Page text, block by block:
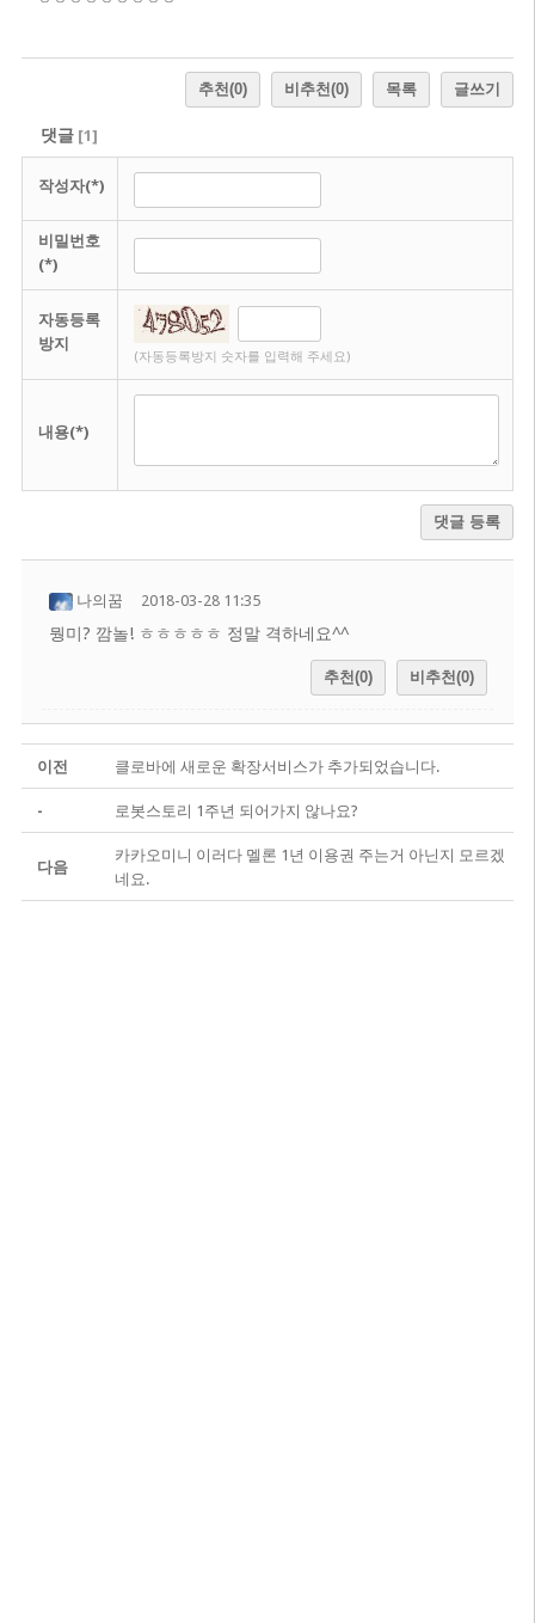
추천(0) 비추천(0) 목록 글쓰기
댓글[1]
작성자(*)
비밀번호
(*)
자동등록
방지
(자동등록방지 숫자를 입력해 주세요)
내용(*)
댓글 등록
나의꿈 2018-03-28 11:35
뭥미? 깜놀! ㅎㅎㅎㅎㅎ 정말 격하네요^^
추천(0) 비추천(0)
이전 클로바에 새로운 확장서비스가 추가되었습니다.
- 로봇스토리 1주년 되어가지 않나요?
다음
카카오미니 이러다 멜론 1년 이용권 주는거 아닌지 모르겠
네요.